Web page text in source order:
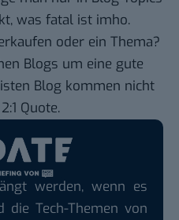
was fatal ist imho.
oder ein Thema?
Blogs um eine gute
Blog kommen nicht
Quote.
werden, wenn es
die Tech-Themen von